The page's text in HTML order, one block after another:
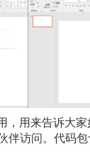
，用来告诉大
伴访问。代码